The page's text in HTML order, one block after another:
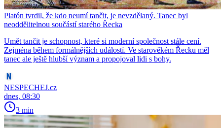
Platón tvrdil, že kdo neumí tančit, je nevzdělaný. Tanec byl
neoddělitelnou součástí starého Řecka
Umět tančit je schopnost, které si moderní společnost stále cení.
Zejména během formálnějších událostí. Ve starověkém Řecku měl
tanec ale ještě hlubší význam a propojoval lidi s bohy.
NESPECHEJ.cz
dnes, 08:30
3 min